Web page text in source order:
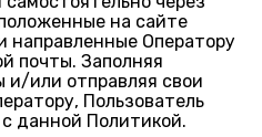
на сайте
направленные Оператору
почты. Заполняя
или отправляя свои
Пользователь
данной Политикой.